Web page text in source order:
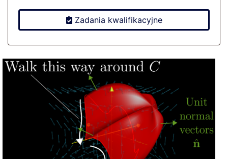
Zadania kwalifikacyjne